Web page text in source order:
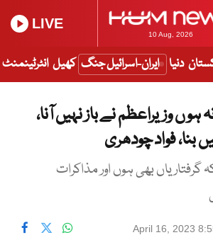
10 Aug, 2026
LIVE
دنیا ایران-اسرائیل جنگ کھیل انٹرٹینمنٹ
ں وزیراعظم نے باز نہیں آنا،
فواد چودھری
گرفتاریاں بھی ہوں اور مذاکرات
April 16, 2023